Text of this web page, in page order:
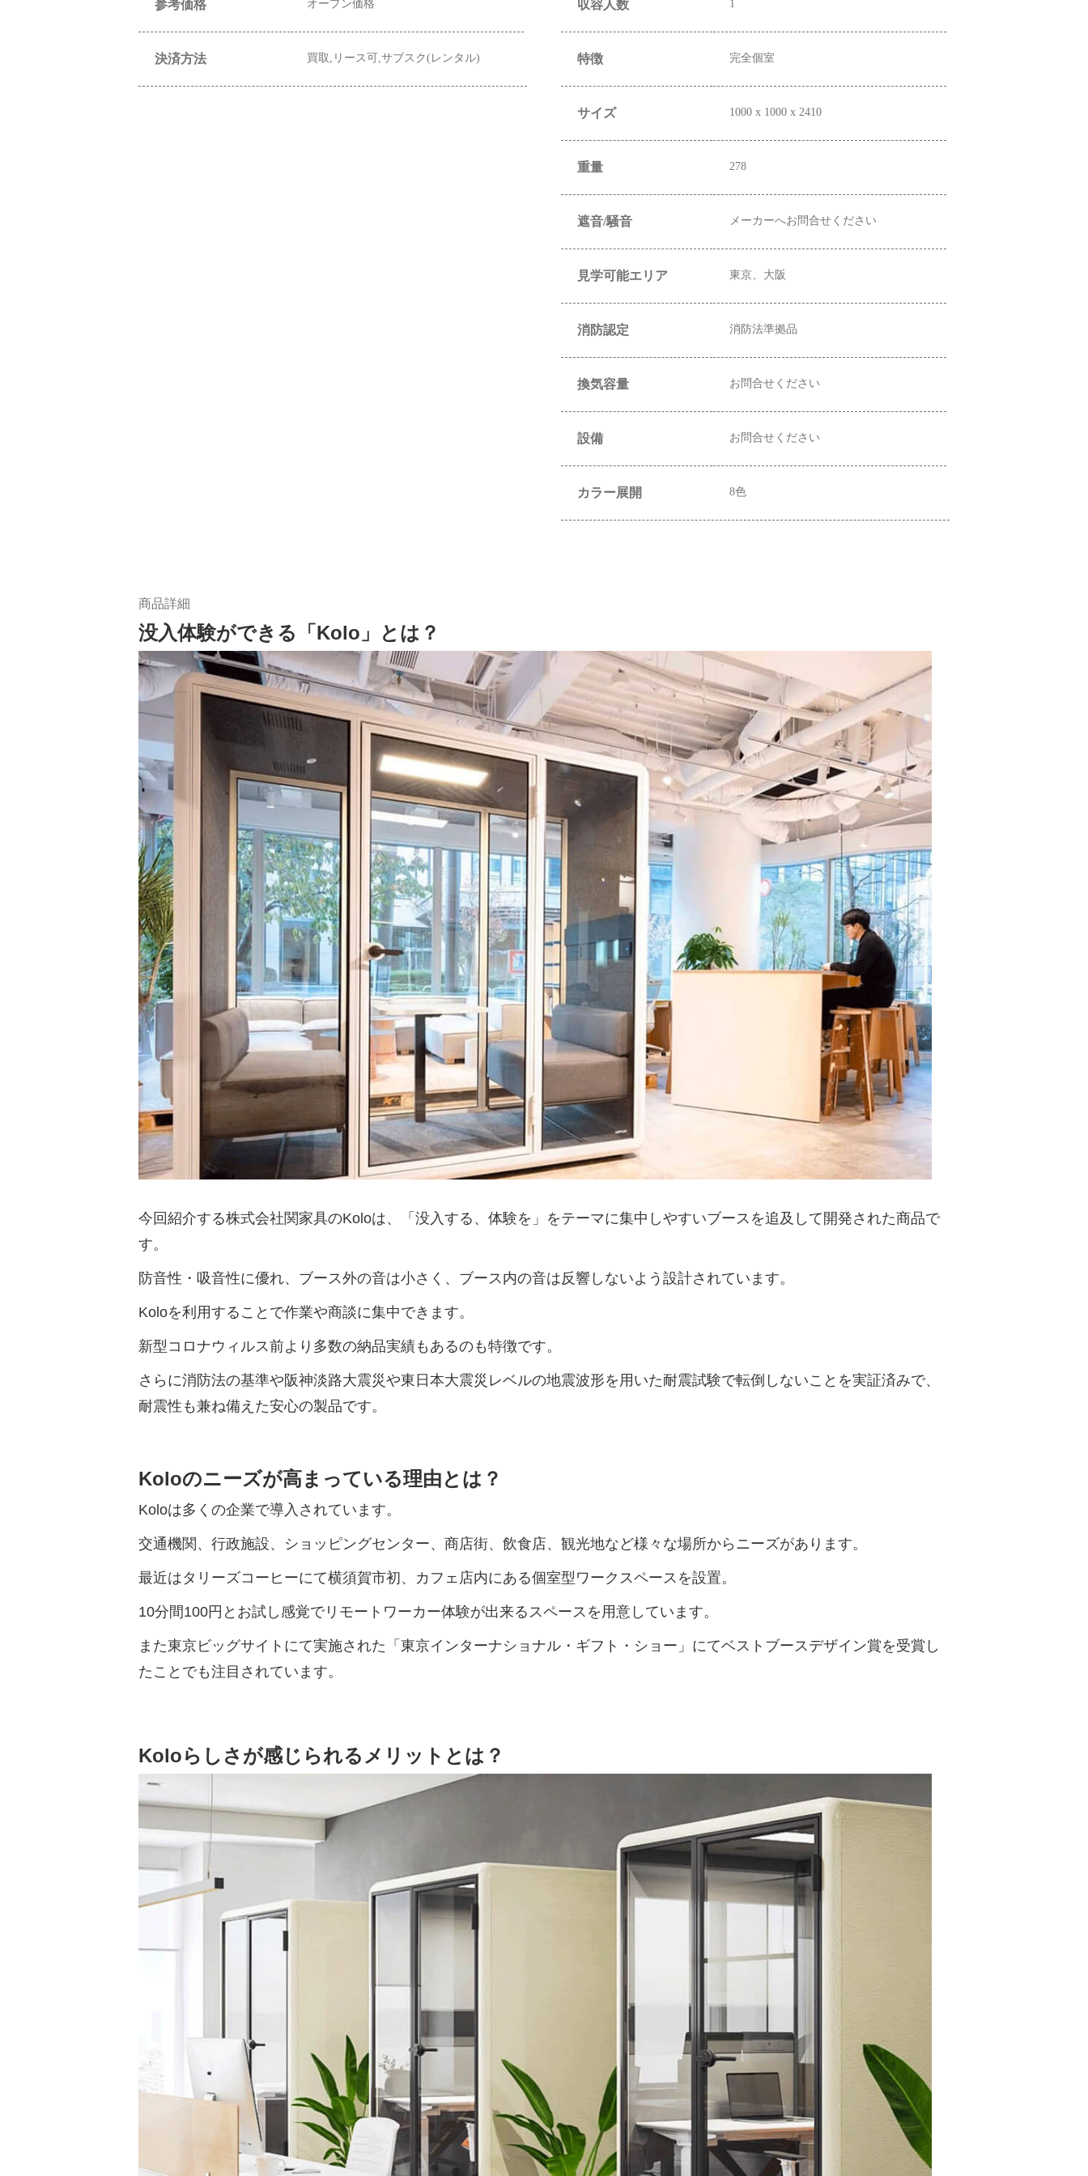
参考価格 オープン価格
決済方法 買取,リース可,サブスク(レンタル)
収容人数 1
特徴 完全個室
サイズ 1000 x 1000 x 2410
重量 278
遮音/騒音 メーカーへお問合せください
見学可能エリア 東京、大阪
消防認定 消防法準拠品
換気容量 お問合せください
設備 お問合せください
カラー展開 8色
商品詳細
没入体験ができる「Kolo」とは？
今回紹介する株式会社関家具のKoloは、「没入する、体験を」をテーマに集中しやすいブースを追及して開発された商品で
す。
防音性・吸音性に優れ、ブース外の音は小さく、ブース内の音は反響しないよう設計されています。
Koloを利用することで作業や商談に集中できます。
新型コロナウィルス前より多数の納品実績もあるのも特徴です。
さらに消防法の基準や阪神淡路大震災や東日本大震災レベルの地震波形を用いた耐震試験で転倒しないことを実証済みで、
耐震性も兼ね備えた安心の製品です。
Koloのニーズが高まっている理由とは？
Koloは多くの企業で導入されています。
交通機関、行政施設、ショッピングセンター、商店街、飲食店、観光地など様々な場所からニーズがあります。
最近はタリーズコーヒーにて横須賀市初、カフェ店内にある個室型ワークスペースを設置。
10分間100円とお試し感覚でリモートワーカー体験が出来るスペースを用意しています。
また東京ビッグサイトにて実施された「東京インターナショナル・ギフト・ショー」にてベストブースデザイン賞を受賞し
たことでも注目されています。
Koloらしさが感じられるメリットとは？